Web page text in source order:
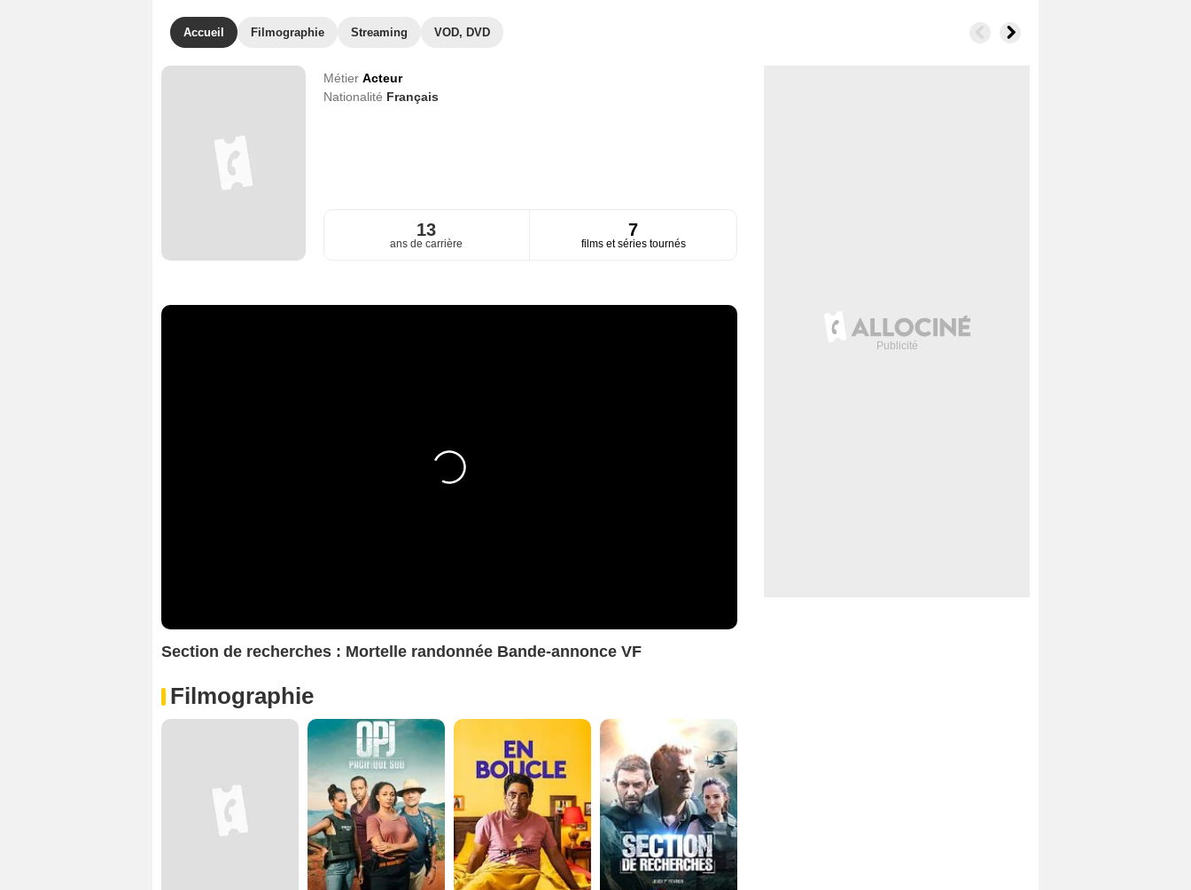
Accueil Filmographie Streaming VOD, DVD
Métier Acteur
Nationalité Français
13
ans de carrière
7
films et séries tournés
Section de recherches : Mortelle randonnée Bande-annonce VF
Filmographie